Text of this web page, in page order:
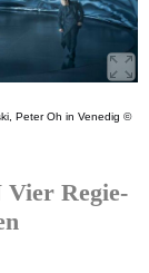
Peter Oh in Venedig ©
Regie-